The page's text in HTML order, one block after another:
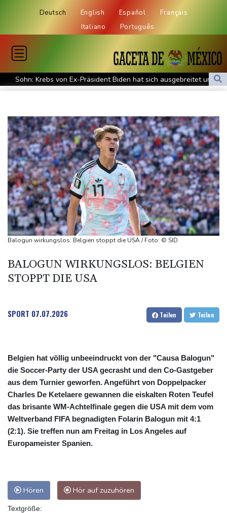
Deutsch English Español
Français
Italiano
Português
Sohn: Krebs von Ex-Präsident Biden hat sich ausgebreitet und
Metastasen gebildet
Hormus
Trauerflor und Schweigeminute: Inter Miami trauert mit Messi
WTA: Sabalenka scheitert überraschend in Toronto
Zwei Bombenanschläge in Kolumbien an erstem Tag im Amt des
neuen Präsidenten Espriella
Busemann: Kein EM-Titel für Neugebauer wäre "eine
Enttäuschung"
Becker: Wer mehr will als Klassenerhalt hat "Fehler im Kopf"
Sohn: Krebs von Ex-Präsident Joe Biden hat sich ausgebreitet
Bilger: Boni von Bahn-Managern werden an Einhaltung der
Vorgaben des Bundes geknüpft
Balogun wirkungslos: Belgien stoppt die USA / Foto: © SID
BALOGUN WIRKUNGSLOS: BELGIEN
STOPPT DIE USA
SPORT 07.07.2026 Teilen Teilen
Belgien hat völlig unbeeindruckt von der "Causa Balogun"
die Soccer-Party der USA gecrasht und den Co-Gastgeber
aus dem Turnier geworfen. Angeführt von Doppelpacker
Charles De Ketelaere gewannen die eiskalten Roten Teufel
das brisante WM-Achtelfinale gegen die USA mit dem vom
Weltverband FIFA begnadigten Folarin Balogun mit 4:1
(2:1). Sie treffen nun am Freitag in Los Angeles auf
Europameister Spanien.
Hören Hör auf zuzuhören
Textgröße: